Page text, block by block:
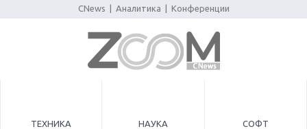
CNews Аналитика Конференции
ТЕХНИКА НАУКА СОФТ